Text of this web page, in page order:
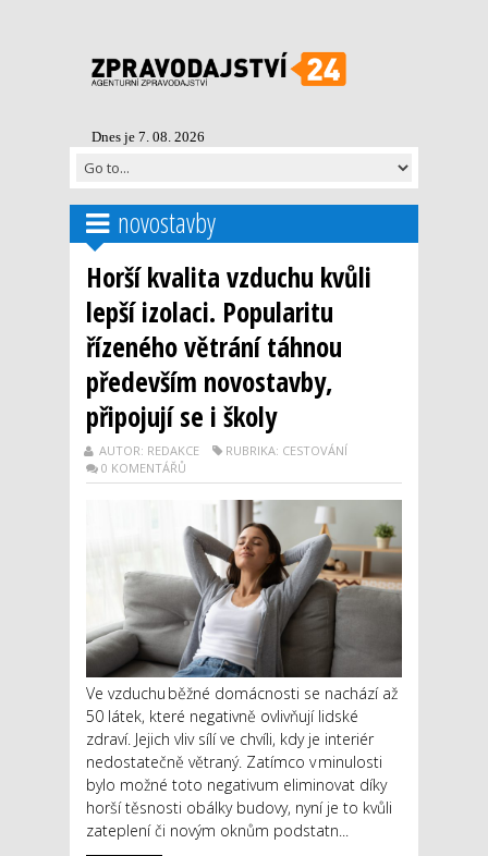
Dnes je 7. 08. 2026
novostavby
Horší kvalita vzduchu kvůli
lepší izolaci. Popularitu
řízeného větrání táhnou
především novostavby,
připojují se i školy
AUTOR: REDAKCE
RUBRIKA: CESTOVÁNÍ
0 KOMENTÁŘŮ
Ve vzduchu běžné domácnosti se nachází až
50 látek, které negativně ovlivňují lidské
zdraví. Jejich vliv sílí ve chvíli, kdy je interiér
nedostatečně větraný. Zatímco v minulosti
bylo možné toto negativum eliminovat díky
horší těsnosti obálky budovy, nyní je to kvůli
zateplení či novým oknům podstatn...